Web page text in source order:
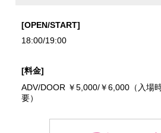
[OPEN/START]
18:00/19:00
[料金]
ADV/DOOR ￥5,000/￥6,000（入場
要）